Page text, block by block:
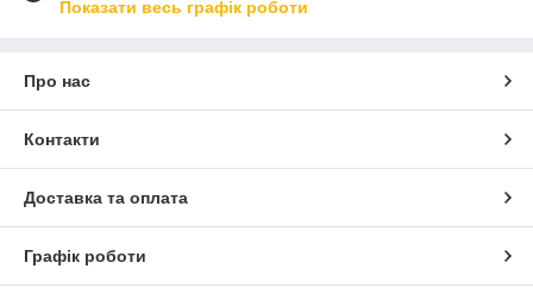
Показати весь графік роботи
Про нас
Контакти
Доставка та оплата
Графік роботи